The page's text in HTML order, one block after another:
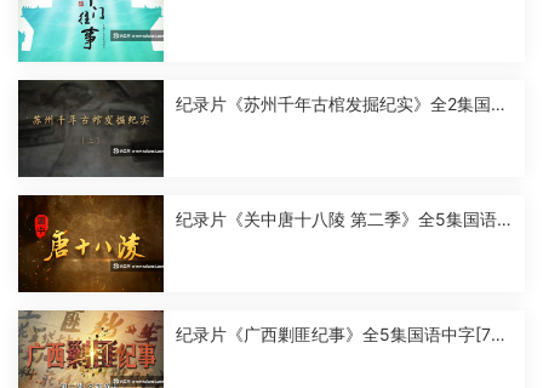
纪录片《苏州千年古棺发掘纪实》全2集国语
纪录片《关中唐十八陵 第二季》全5集国语
纪录片《广西剿匪纪事》全5集国语中字[720